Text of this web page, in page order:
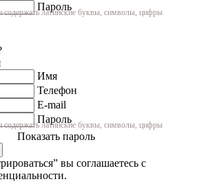
Пароль
содержать латинские буквы, символы, цифры
Имя
Телефон
E-mail
Пароль
содержать латинские буквы, символы, цифры
Показать пароль
вы соглашаетесь с